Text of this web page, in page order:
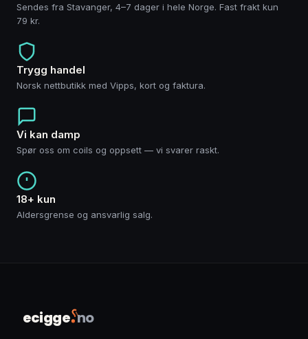
Sendes fra Stavanger, 4–7 dager i hele Norge. Fast frakt kun
79 kr.
Trygg handel
Norsk nettbutikk med Vipps, kort og faktura.
Vi kan damp
Spør oss om coils og oppsett — vi svarer raskt.
18+ kun
Aldersgrense og ansvarlig salg.
ecigge no